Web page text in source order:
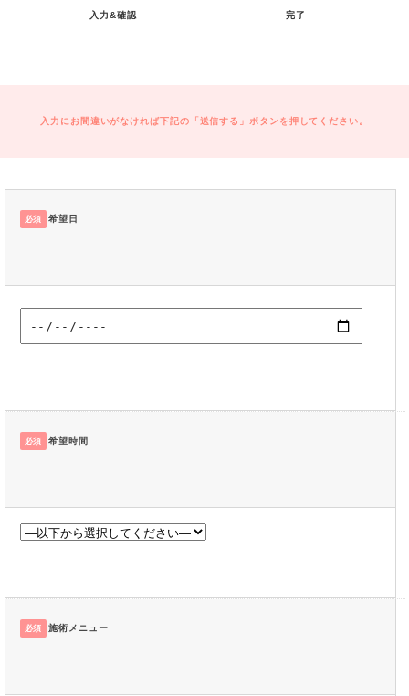
入力&確認 完了
入力にお間違いがなければ下記の「送信する」ボタンを押してください。
必須 希望日
必須 希望時間
必須 施術メニュー